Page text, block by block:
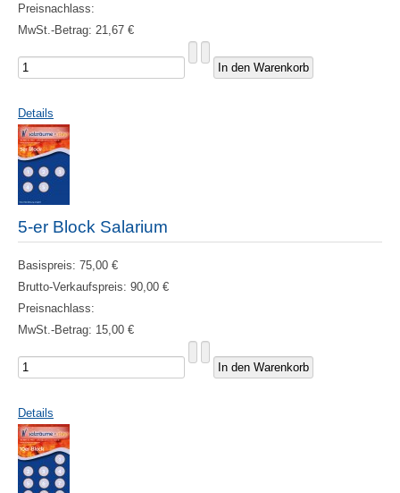
Preisnachlass:
MwSt.-Betrag: 21,67 €
Details
5-er Block Salarium
Basispreis: 75,00 €
Brutto-Verkaufspreis: 90,00 €
Preisnachlass:
MwSt.-Betrag: 15,00 €
Details